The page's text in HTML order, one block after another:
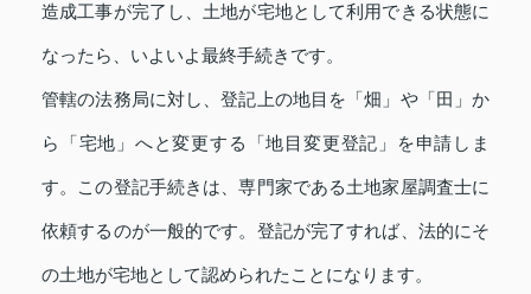
造成工事が完了し、土地が宅地として利用できる状態に
なったら、いよいよ最終手続きです。
管轄の法務局に対し、登記上の地目を「畑」や「田」か
ら「宅地」へと変更する「地目変更登記」を申請しま
す。この登記手続きは、専門家である土地家屋調査士に
依頼するのが一般的です。登記が完了すれば、法的にそ
の土地が宅地として認められたことになります。